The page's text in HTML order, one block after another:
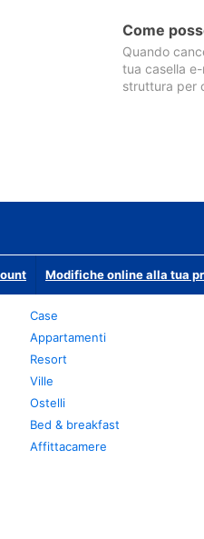
Come
Quando
tua casella
struttura per
Modifiche online alla tua
Case
Appartamenti
Resort
Ville
Ostelli
Bed & breakfast
Affittacamere